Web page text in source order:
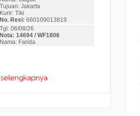
selengkapnya